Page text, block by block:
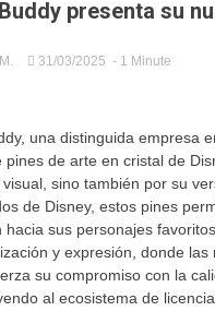
presenta su
31/03/2025 - 1 Minute
una distinguida empresa
pines de arte en cristal de
sino también por su
de Disney, estos pines
hacia sus personajes
y expresión, donde
su compromiso con la
al ecosistema de